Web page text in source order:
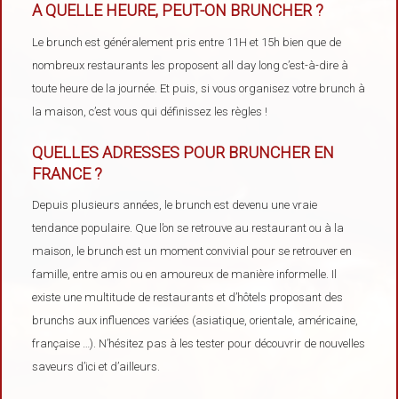
A QUELLE HEURE, PEUT-ON BRUNCHER ?
Le brunch est généralement pris entre 11H et 15h bien que de
nombreux restaurants les proposent all day long c’est-à-dire à
toute heure de la journée. Et puis, si vous organisez votre brunch à
la maison, c’est vous qui définissez les règles !
QUELLES ADRESSES POUR BRUNCHER EN
FRANCE ?
Depuis plusieurs années, le brunch est devenu une vraie
tendance populaire. Que l’on se retrouve au restaurant ou à la
maison, le brunch est un moment convivial pour se retrouver en
famille, entre amis ou en amoureux de manière informelle. Il
existe une multitude de restaurants et d’hôtels proposant des
brunchs aux influences variées (asiatique, orientale, américaine,
française …). N’hésitez pas à les tester pour découvrir de nouvelles
saveurs d’ici et d’ailleurs.